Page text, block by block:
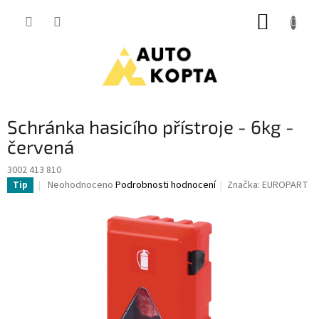
Schránka hasicího přístroje - 6kg -
červená
3002 413 810
Tip
Průměrné
Neohodnoceno Podrobnosti hodnocení Značka:EUROPART